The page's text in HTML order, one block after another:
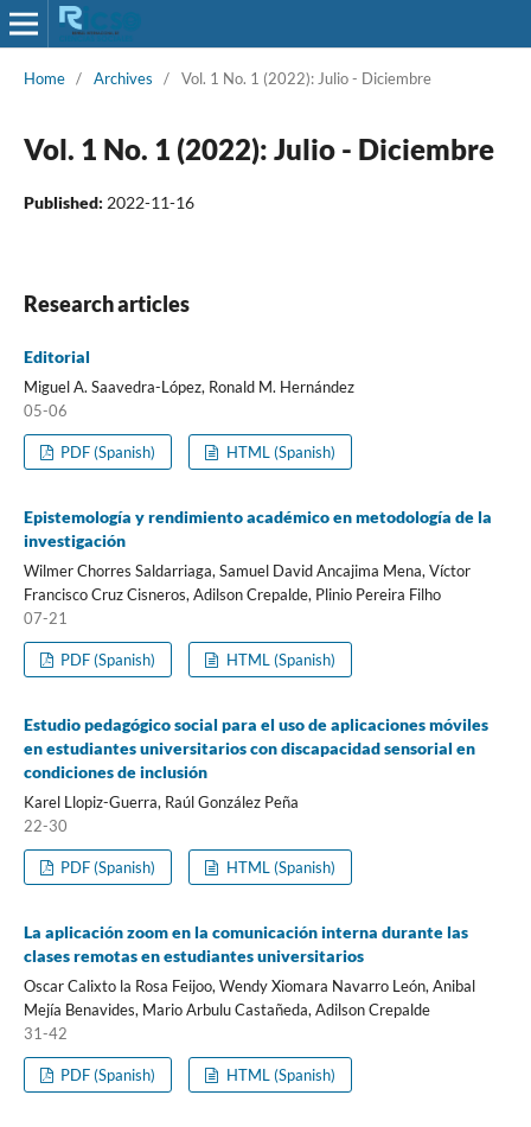
Home / Archives / Vol. 1 No. 1 (2022): Julio - Diciembre
Vol. 1 No. 1 (2022): Julio - Diciembre
Published: 2022-11-16
Research articles
Editorial
Miguel A. Saavedra-López, Ronald M. Hernández
05-06
PDF (Spanish) HTML (Spanish)
Epistemología y rendimiento académico en metodología de la
investigación
Wilmer Chorres Saldarriaga, Samuel David Ancajima Mena, Víctor
Francisco Cruz Cisneros, Adilson Crepalde, Plinio Pereira Filho
07-21
PDF (Spanish) HTML (Spanish)
Estudio pedagógico social para el uso de aplicaciones móviles
en estudiantes universitarios con discapacidad sensorial en
condiciones de inclusión
Karel Llopiz-Guerra, Raúl González Peña
22-30
PDF (Spanish) HTML (Spanish)
La aplicación zoom en la comunicación interna durante las
clases remotas en estudiantes universitarios
Oscar Calixto la Rosa Feijoo, Wendy Xiomara Navarro León, Anibal
Mejía Benavides, Mario Arbulu Castañeda, Adilson Crepalde
31-42
PDF (Spanish) HTML (Spanish)